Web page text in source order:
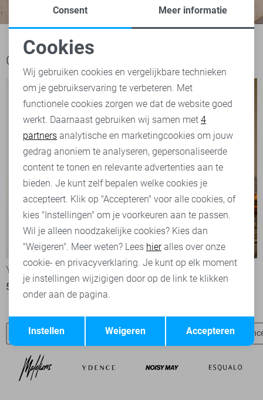
Ook het bekijken waard
-15%
Ydence Blouse
51,00
Lofty Manner Jurk
45,00
Ydence broeken Ydence blouses Ydence vesten
Noodzakelijke cookies
Personalisatie cookies
Analytische cookies
Marketing cookies
Terug Opslaan
Consent Meer informatie
Cookies
Wij gebruiken cookies en vergelijkbare technieken
om je gebruikservaring te verbeteren. Met
functionele cookies zorgen we dat de website goed
werkt. Daarnaast gebruiken wij samen met 4
partners analytische en marketingcookies om jouw
gedrag anoniem te analyseren, gepersonaliseerde
content te tonen en relevante advertenties aan te
bieden. Je kunt zelf bepalen welke cookies je
accepteert. Klik op "Accepteren" voor alle cookies, of
kies "Instellingen" om je voorkeuren aan te passen.
Wil je alleen noodzakelijke cookies? Kies dan
"Weigeren". Meer weten? Lees hieralles over onze
cookie- en privacyverklaring. Je kunt op elk moment
je instellingen wijzigigen door op de link te klikken
onder aan de pagina.
Accepteren
Weigeren
Instellen